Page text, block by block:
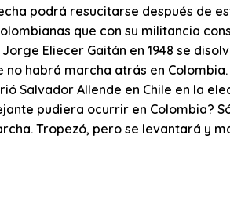
podrá resucitarse después de
que con su militancia
Eliecer Gaitán en 1948 se
habrá marcha atrás en Colombia.
Salvador Allende en Chile en la
pudiera ocurrir en Colombia?
Tropezó, pero se levantará y